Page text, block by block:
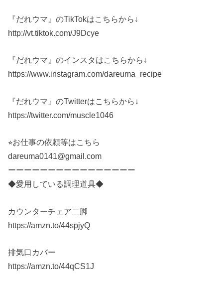
『だれウマ』のTikTokはこちらから↓
http://vt.tiktok.com/J9Dcye
『だれウマ』のインスタはこちらから↓
https://www.instagram.com/dareuma_recipe
『だれウマ』のTwitterはこちらから↓
https://twitter.com/muscle1046
⭐︎お仕事の依頼等はこちら
dareuma0141@gmail.com
ーーーーーーーーーーーーーーーー
◆愛用している調理道具◆
カウンターチェア二脚
https://amzn.to/44spjyQ
排気口カバー
https://amzn.to/44qCS1J